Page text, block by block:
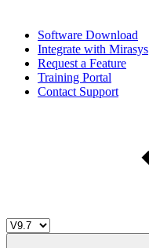
Software Download
Integrate with Mirasys
Request a Feature
Training Portal
Contact Support